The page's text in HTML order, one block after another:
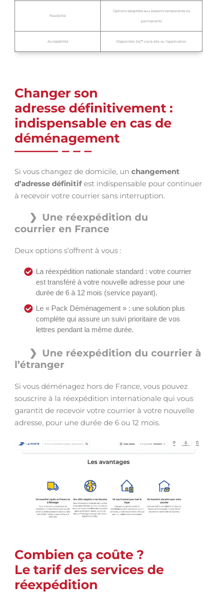
Flexibilité
Options adaptées aux besoins temporaires ou
permanents
Accessibilité Disponible 24/7 via le site ou l’application
Changer son
adresse définitivement :
indispensable en cas de
déménagement
Si vous changez de domicile, un changement
d’adresse définitif est indispensable pour continuer
à recevoir votre courrier sans interruption.
Une réexpédition du
courrier en France
Deux options s’offrent à vous :
La réexpédition nationale standard : votre courrier
est transféré à votre nouvelle adresse pour une
durée de 6 à 12 mois (service payant).
Le « Pack Déménagement » : une solution plus
complète qui assure un suivi prioritaire de vos
lettres pendant la même durée.
Une réexpédition du courrier à
l’étranger
Si vous déménagez hors de France, vous pouvez
souscrire à la réexpédition internationale qui vous
garantit de recevoir votre courrier à votre nouvelle
adresse, pour une durée de 6 ou 12 mois.
Combien ça coûte ?
Le tarif des services de
réexpédition